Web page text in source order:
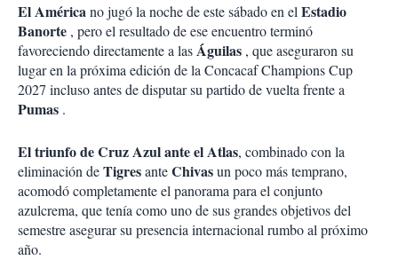
El Américano jugó la noche de este sábado en elEstadio
Banorte , pero el resultado de ese encuentro terminó
favoreciendo directamente a lasÁguilas , que aseguraron su
lugar en la próxima edición de la Concacaf Champions Cup
2027 incluso antes de disputar su partido de vuelta frente a
Pumas .
El triunfo de Cruz Azul ante el Atlas, combinado con la
eliminación deTigresanteChivasun poco más temprano,
acomodó completamente el panorama para el conjunto
azulcrema, que tenía como uno de sus grandes objetivos del
semestre asegurar su presencia internacional rumbo al próximo
año.